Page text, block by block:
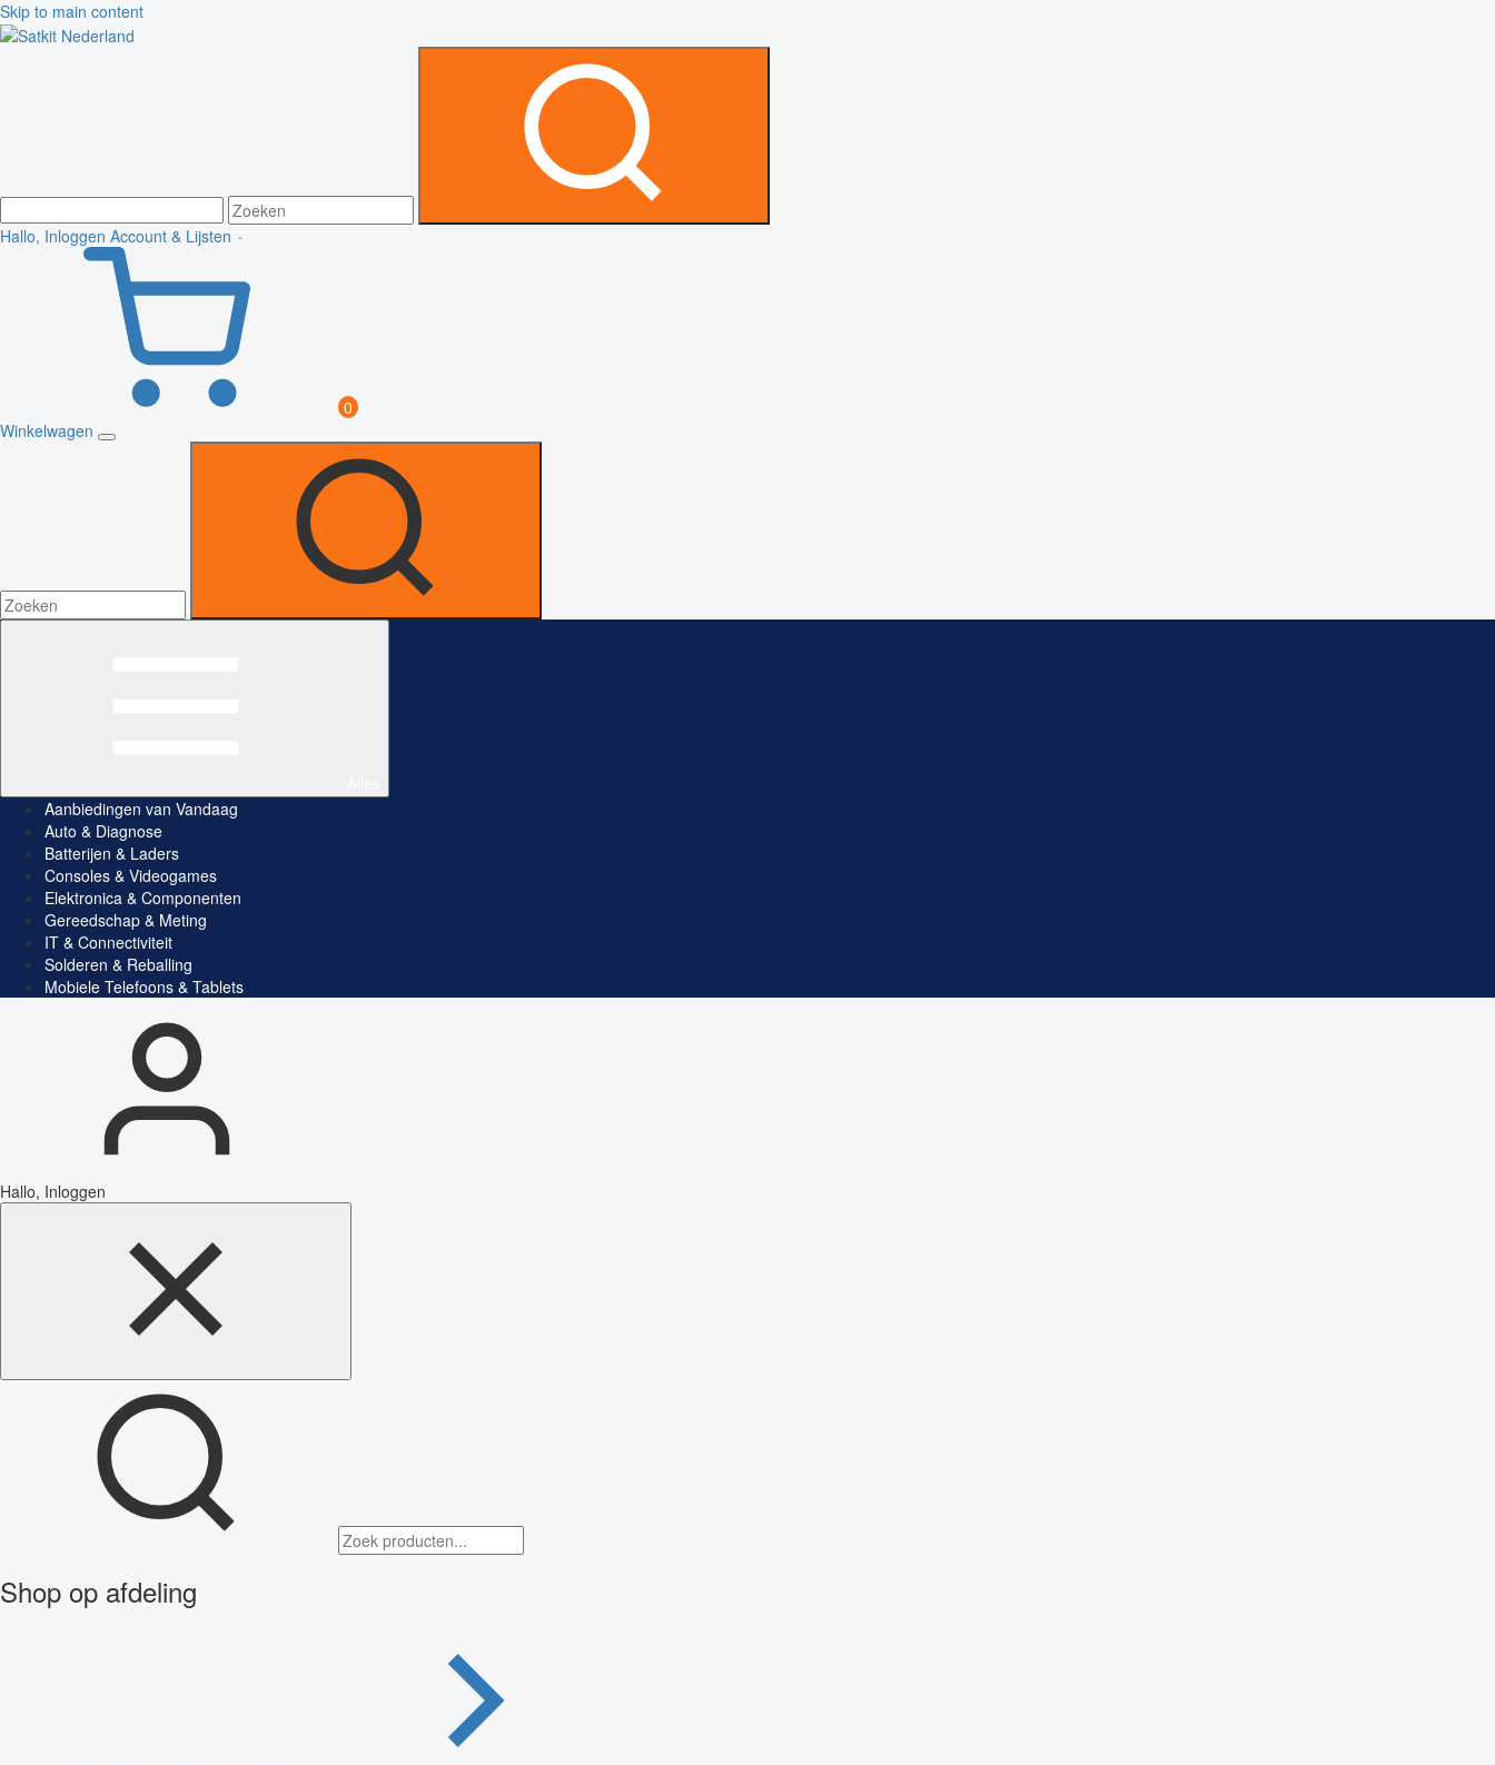
Skip to main content
Hallo, Inloggen Account & Lijsten
0
Winkelwagen
Aanbiedingen van Vandaag
Auto & Diagnose
Batterijen & Laders
Consoles & Videogames
Elektronica & Componenten
Gereedschap & Meting
IT & Connectiviteit
Solderen & Reballing
Mobiele Telefoons & Tablets
Hallo, Inloggen
Shop op afdeling